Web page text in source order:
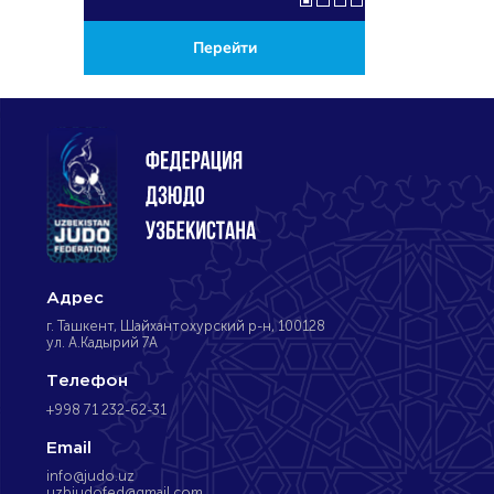
Перейти
Адрес
г. Ташкент, Шайхантохурский р-н, 100128
ул. А.Кадырий 7А
Телефон
+998 71 232-62-31
Email
info@judo.uz